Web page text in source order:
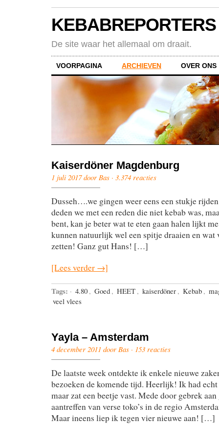
KEBABREPORTERS
De site waar het allemaal om draait.
VOORPAGINA ARCHIEVEN OVER ONS
Kaiserdöner Magdenburg
1 juli 2017 door Bas · 3.374 reacties
Dusseh….we gingen weer eens een stukje
deden we met een reden die niet kebab was,
bent, kan je beter wat te eten gaan halen lijkt
kunnen natuurlijk wel een spitje draaien en wat
zetten! Ganz gut Hans! […]
[Lees verder →]
Tags: · 4.80 , Goed , HEET , kaiserdöner , Kebab ,
veel vlees
Yayla – Amsterdam
4 december 2011 door Bas · 153 reacties
De laatste week ontdekte ik enkele nieuwe
bezoeken de komende tijd. Heerlijk! Ik had
maar zat een beetje vast. Mede door gebrek
aantreffen van verse toko’s in de regio
Maar ineens liep ik tegen vier nieuwe aan! […]